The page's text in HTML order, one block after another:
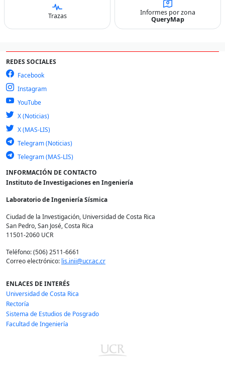
Trazas
Informes por zona
QueryMap
REDES SOCIALES
Facebook
Instagram
YouTube
X (Noticias)
X (MAS-LIS)
Telegram (Noticias)
Telegram (MAS-LIS)
INFORMACIÓN DE CONTACTO
Instituto de Investigaciones en Ingeniería
Laboratorio de Ingeniería Sísmica
Ciudad de la Investigación, Universidad de Costa Rica
San Pedro, San José, Costa Rica
11501-2060 UCR
Teléfono: (506) 2511-6661
Correo electrónico: lis.inii@ucr.ac.cr
ENLACES DE INTERÉS
Universidad de Costa Rica
Rectoría
Sistema de Estudios de Posgrado
Facultad de Ingeniería